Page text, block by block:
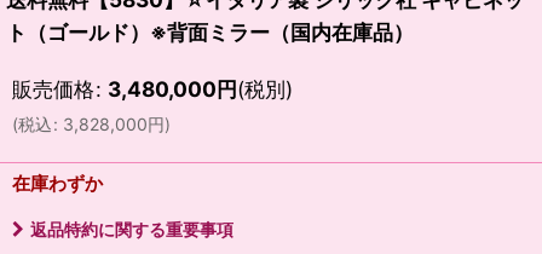
ト（ゴールド）※背面ミラー（国内在庫品）
販売価格: 3,480,000円(税別)
(税込: 3,828,000円)
在庫わずか
返品特約に関する重要事項